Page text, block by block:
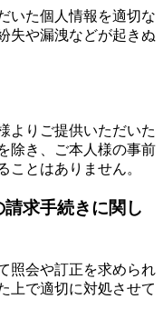
いた個人情報を適切な
失や漏洩などが起きぬ
よりご提供いただいた
除き、ご本人様の事前
ことはありません。
求手続きに関し
照会や訂正を求められ
上で適切に対処させて